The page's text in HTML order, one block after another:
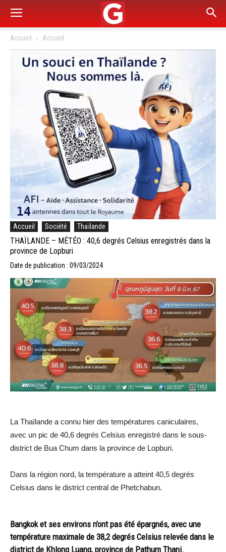
Accueil Accueil
Accueil Société Thaïlande
THAÏLANDE – MÉTÉO : 40,6 degrés Celsius enregistrés dans la
province de Lopburi
Date de publication : 09/03/2024
La Thaïlande a connu hier des températures caniculaires,
avec un pic de 40,6 degrés Celsius enregistré dans le sous-
district de Bua Chum dans la province de Lopburi.
Dans la région nord, la température a atteint 40,5 degrés
Celsius dans le district central de Phetchabun.
Bangkok et ses environs n’ont pas été épargnés, avec une
température maximale de 38,2 degrés Celsius relevée dans le
district de Khlong Luang, province de Pathum Thani.